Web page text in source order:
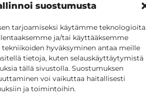
suostumusta
tarjoamiseksi käytämme
ja/tai käyttääksemme
hyväksyminen antaa meille
tietoja, kuten selauskäyttäytymistä
tällä sivustolla. Suostumuksen
voi vaikuttaa haitallisesti
ja toimintoihin.
Give feedback
Online services
and invoicing
Accessibility
Cookie policy
Manage consent